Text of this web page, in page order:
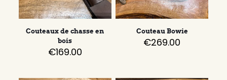
Couteaux de chasse en
bois
€169.00
Couteau Bowie
€269.00